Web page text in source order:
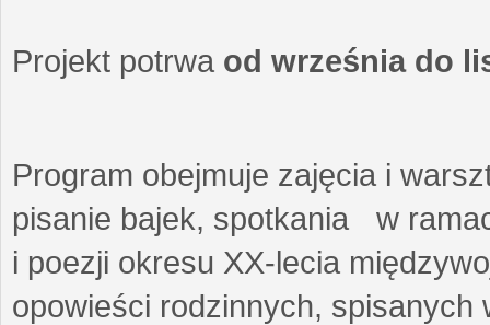
Projekt potrwa od września do
Program obejmuje zajęcia i
pisanie bajek, spotkania w
i poezji okresu XX-lecia
opowieści rodzinnych,